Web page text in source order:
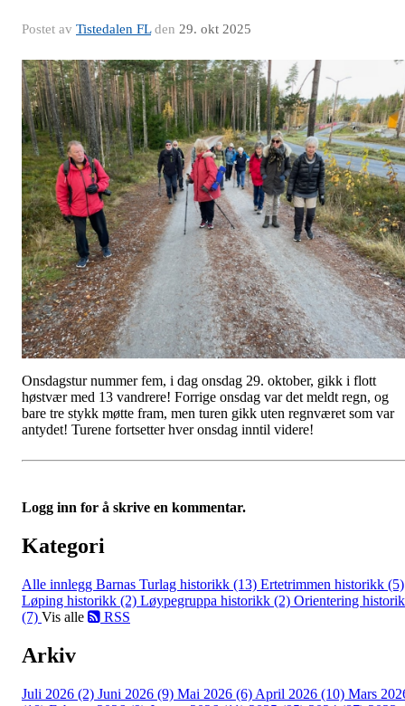
Postet av Tistedalen FLden 29. okt 2025
Onsdagstur nummer fem, i dag onsdag 29. oktober, gikk i flott
høstvær med 13 vandrere! Forrige onsdag var det meldt regn, og
bare tre stykk møtte fram, men turen gikk uten regnværet som var
antydet! Turene fortsetter hver onsdag inntil videre!
Logg inn for å skrive en kommentar.
Kategori
Alle innlegg Barnas Turlag historikk (13) Ertetrimmen historikk (5)
Løping historikk (2) Løypegruppa historikk (2) Orientering
(7) Vis alle RSS
Arkiv
Juli 2026 (2) Juni 2026 (9) Mai 2026 (6) April 2026 (10) Mars